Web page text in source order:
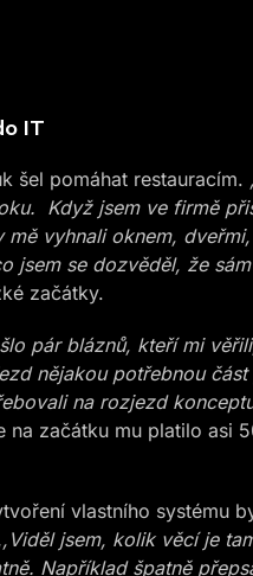
IT
šel pomáhat restauracím.
Když jsem ve firmě
mě vyhnali oknem,
jsem se dozvěděl, že sám
začátky.
pár bláznů, kteří mi
nějakou potřebnou část
na rozjezd
na začátku mu platilo asi
vlastního systému
jsem, kolik věcí je
Například špatně